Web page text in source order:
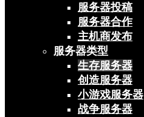
服务器投稿
服务器合作
主机商发布
服务器类型
生存服务器
创造服务器
小游戏服务器
战争服务器